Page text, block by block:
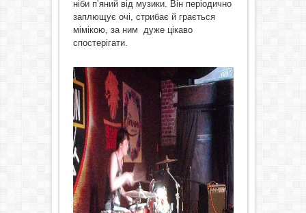
ніби п’яний від музики. Він періодично
заплющує очі, стрибає й грається
мімікою, за ним дуже цікаво
спостерігати.